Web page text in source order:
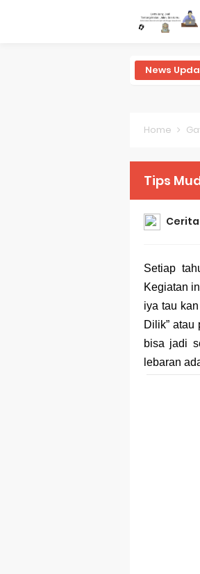
News
Home
Tips
Setiap
Kegiatan
iya tau
Dilik”
bisa jadi
lebaran